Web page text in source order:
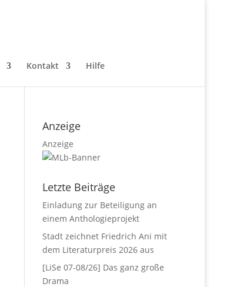
Kontakt Hilfe
Anzeige
Anzeige
Letzte Beiträge
Einladung zur Beteiligung an
einem Anthologieprojekt
Stadt zeichnet Friedrich Ani mit
dem Literaturpreis 2026 aus
[LiSe 07-08/26] Das ganz große
Drama